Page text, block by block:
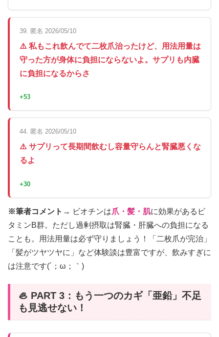
39. 匿名 2026/05/10
⚠️ 私もこれ飲んでて二枚爪治ったけど、用法用量は
守った方が身体に負担にならないよ。サプリも内臓
に負担になるからさ
+53
44. 匿名 2026/05/10
⚠️ サプリって長期間飲むし容量守らんと腎臓悪くな
るよ
+30
※筆者コメント→ ビオチンは爪・髪・肌に効果があるビ
タミンB群。ただし過剰摂取は腎臓・肝臓への負担になる
ことも。用法用量は必ず守りましょう！「二枚爪が完治」
「髪がツヤツヤに」など体験談は豊富ですが、飲みすぎに
は注意です(´；ω；｀)
🦪 PART 3：もう一つのカギ「亜鉛」不足
も見逃せない！